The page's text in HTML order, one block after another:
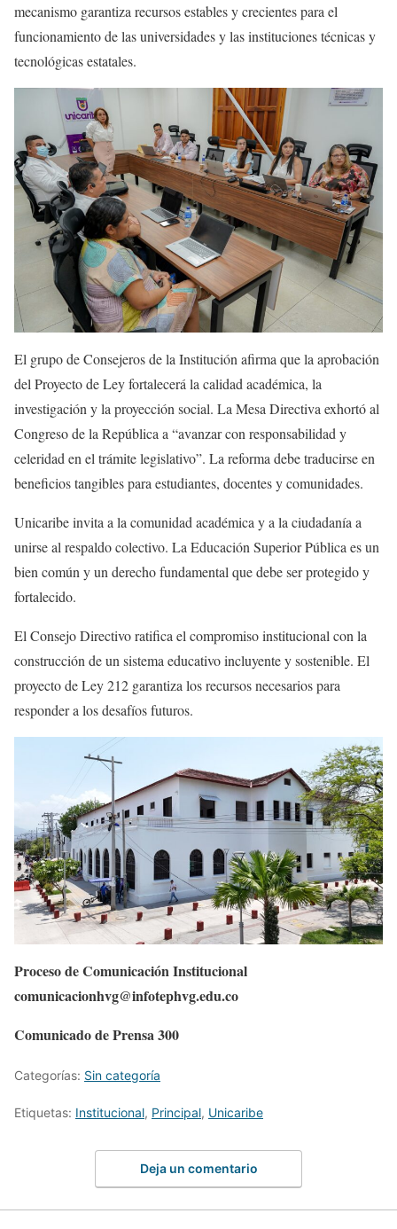
mecanismo garantiza recursos estables y crecientes para el
funcionamiento de las universidades y las instituciones técnicas y
tecnológicas estatales.
El grupo de Consejeros de la Institución afirma que la aprobación
del Proyecto de Ley fortalecerá la calidad académica, la
investigación y la proyección social. La Mesa Directiva exhortó al
Congreso de la República a “avanzar con responsabilidad y
celeridad en el trámite legislativo”. La reforma debe traducirse en
beneficios tangibles para estudiantes, docentes y comunidades.
Unicaribe invita a la comunidad académica y a la ciudadanía a
unirse al respaldo colectivo. La Educación Superior Pública es un
bien común y un derecho fundamental que debe ser protegido y
fortalecido.
El Consejo Directivo ratifica el compromiso institucional con la
construcción de un sistema educativo incluyente y sostenible. El
proyecto de Ley 212 garantiza los recursos necesarios para
responder a los desafíos futuros.
Proceso de Comunicación Institucional
comunicacionhvg@infotephvg.edu.co
Comunicado de Prensa 300
Categorías: Sin categoría
Etiquetas: Institucional, Principal, Unicaribe
Deja un comentario